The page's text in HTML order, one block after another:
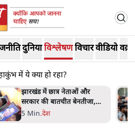
दुनियाविश्लेषणविचारवीडियो
में ये क्या हो रहा?
झारखंड में छात्र नेताओं और
सरकार की बातचीत बेनतीजा,
आंदोलन जारी
5 Min.देश